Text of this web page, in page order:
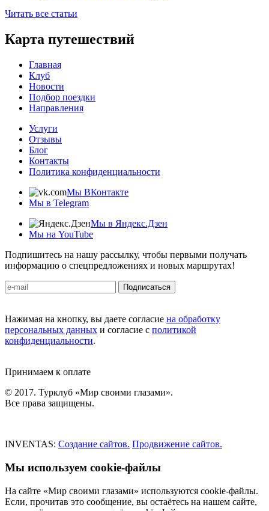
Читать все статьи
Карта путешествий
Главная
Клуб
Новости
Подбор поездки
Направления
Услуги
Отзывы
Блог
Контакты
Политика конфиденциальности
Мы ВКонтакте
Мы в Telegram
Мы в Яндекс.Дзен
Мы на YouTube
Подпишитесь на нашу рассылку, чтобы первыми получать
информацию о спецпредложениях и новых маршрутах!
Подписаться
Нажимая на кнопку, вы даете согласие на обработку
персональных данных и согласие с политикой
конфиденциальности.
Принимаем к оплате
© 2017. Турклуб «Мир своими глазами».
Все права защищены.
INVENTAS: Создание сайтов. Продвижение сайтов.
Мы используем cookie-файлы
На сайте «Мир своими глазами» используются cookie-файлы.
Если, прочитав это сообщение, вы остаётесь на нашем сайте,